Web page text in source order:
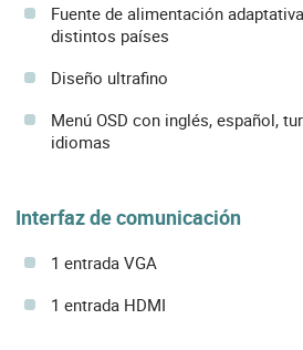
Fuente de alimentación
distintos países
Diseño ultrafino
Menú OSD con inglés, español,
idiomas
Interfaz de comunicación
1 entrada VGA
1 entrada HDMI